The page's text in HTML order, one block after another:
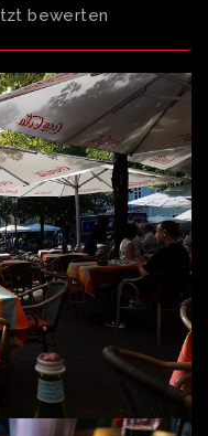
bewerten